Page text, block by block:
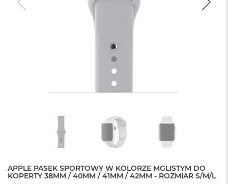
APPLE PASEK SPORTOWY W KOLORZE MGLISTYM DO
KOPERTY 38MM / 40MM / 41MM / 42MM - ROZMIAR S/M/L